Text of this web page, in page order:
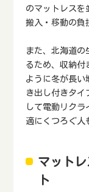
のマットレスを
搬入・移動の負
また、北海道の
るため、収納付
ように冬が長い
き出し付きタイ
して電動リク
適にくつろぐ人
マット
ト